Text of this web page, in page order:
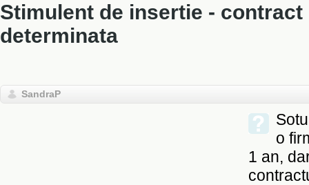
Stimulent de insertie - contract
determinata
SandraP
o
1 an,